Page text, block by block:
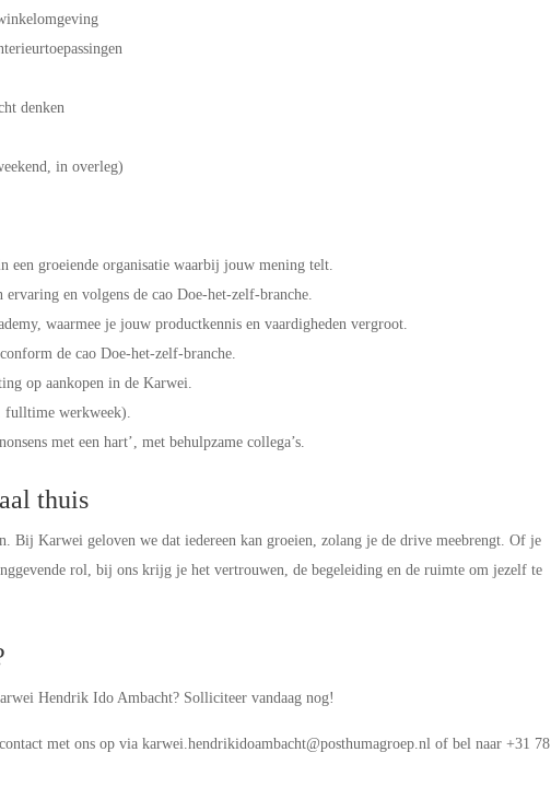
denken
in overleg)
groeiende organisatie waarbij jouw mening telt.
en volgens de cao Doe-het-zelf-branche.
waarmee je jouw productkennis en vaardigheden vergroot.
de cao Doe-het-zelf-branche.
op aankopen in de Karwei.
fulltime werkweek).
met een hart’, met behulpzame collega’s.
thuis
Bij Karwei geloven we dat iedereen kan groeien, zolang je de drive meebrengt. Of je
rol, bij ons krijg je het vertrouwen, de begeleiding en de ruimte om jezelf te
Hendrik Ido Ambacht? Solliciteer vandaag nog!
met ons op via karwei.hendrikidoambacht@posthumagroep.nl of bel naar +31 78